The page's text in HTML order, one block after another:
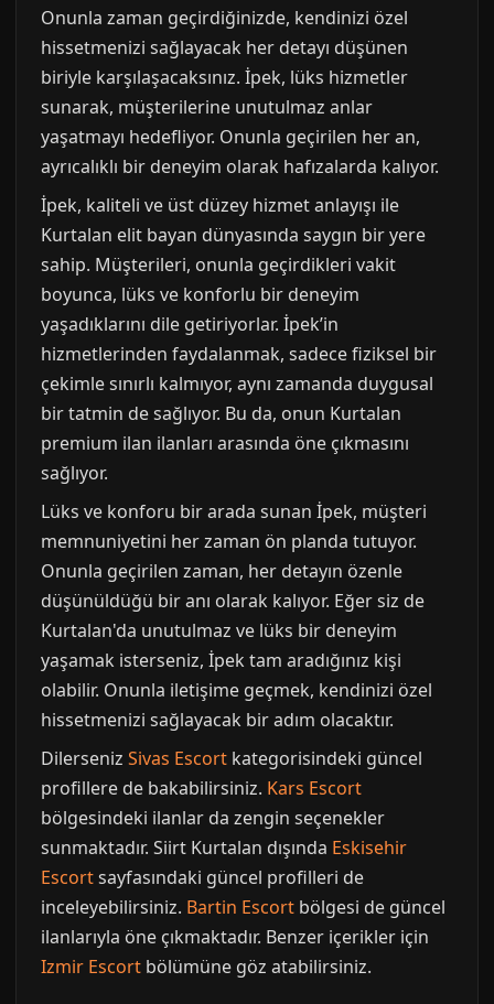
Onunla zaman geçirdiğinizde, kendinizi özel
hissetmenizi sağlayacak her detayı düşünen
biriyle karşılaşacaksınız. İpek, lüks hizmetler
sunarak, müşterilerine unutulmaz anlar
yaşatmayı hedefliyor. Onunla geçirilen her an,
ayrıcalıklı bir deneyim olarak hafızalarda kalıyor.
İpek, kaliteli ve üst düzey hizmet anlayışı ile
Kurtalan elit bayan dünyasında saygın bir yere
sahip. Müşterileri, onunla geçirdikleri vakit
boyunca, lüks ve konforlu bir deneyim
yaşadıklarını dile getiriyorlar. İpek’in
hizmetlerinden faydalanmak, sadece fiziksel bir
çekimle sınırlı kalmıyor, aynı zamanda duygusal
bir tatmin de sağlıyor. Bu da, onun Kurtalan
premium ilan ilanları arasında öne çıkmasını
sağlıyor.
Lüks ve konforu bir arada sunan İpek, müşteri
memnuniyetini her zaman ön planda tutuyor.
Onunla geçirilen zaman, her detayın özenle
düşünüldüğü bir anı olarak kalıyor. Eğer siz de
Kurtalan'da unutulmaz ve lüks bir deneyim
yaşamak isterseniz, İpek tam aradığınız kişi
olabilir. Onunla iletişime geçmek, kendinizi özel
hissetmenizi sağlayacak bir adım olacaktır.
Dilerseniz Sivas Escort kategorisindeki güncel
profillere de bakabilirsiniz. Kars Escort
bölgesindeki ilanlar da zengin seçenekler
sunmaktadır. Siirt Kurtalan dışında Eskisehir
Escortsayfasındaki güncel profilleri de
inceleyebilirsiniz. Bartin Escort bölgesi de güncel
ilanlarıyla öne çıkmaktadır. Benzer içerikler için
Izmir Escort bölümüne göz atabilirsiniz.